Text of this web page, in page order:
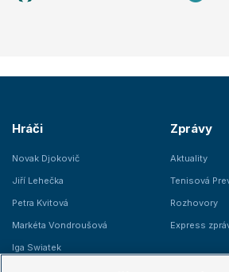
Hráči
Novak Djokovič
Jiří Lehečka
Petra Kvitová
Markéta Vondroušová
Iga Swiatek
Zprávy
Aktuality
Tenisová
Rozhovory
Express